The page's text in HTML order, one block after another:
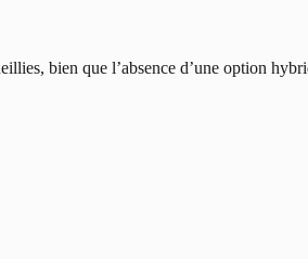
bien que l’absence d’une option